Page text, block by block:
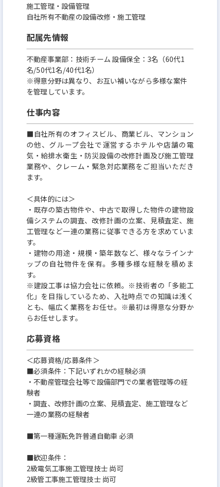
施工管理・設備管理
自社所有不動産の設備改修・施工管理
配属先情報
不動産事業部：技術チーム 設備保全：3名（60代1
名/50代1名/40代1名）
※得意分野は異なり、お互い補いながら多様な案件
を管理しています。
仕事内容
■自社所有のオフィスビル、商業ビル、マンション
の他、グループ会社で運営するホテルや店舗の電
気・給排水衛生・防災設備の改修計画及び施工管理
業務や、クレーム・緊急対応業務をご担当いただき
ます。
＜具体的には＞
・既存の築古物件や、中古で取得した物件の建物設
備システムの調査、改修計画の立案、見積査定、施
工管理など一連の業務に従事できる方を求めていま
す。
・建物の用途・規模・築年数など、様々なラインナ
ップの自社物件を保有。多種多様な経験を積めま
す。
※建設工事は協力会社に依頼。※技術者の「多能工
化」を目指しているため、入社時点での知識は浅く
とも、幅広く業務をお任せ。※最初は得意な分野か
らお任せします。
応募資格
＜応募資格/応募条件＞
■必須条件：下記いずれかの経験必須
・不動産管理会社等で設備部門での業者管理等の経
験者
・調査、改修計画の立案、見積査定、施工管理など
一連の業務の経験者
■第一種運転免許普通自動車 必須
■歓迎条件：
2級電気工事施工管理技士 尚可
2級管工事施工管理技士 尚可